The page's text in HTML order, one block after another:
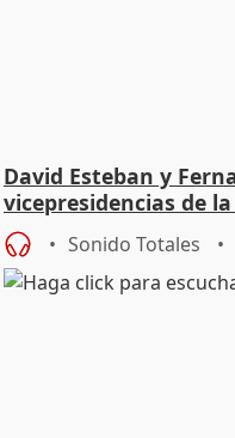
David Esteban y
vicepresidencias de
Sonido Totales